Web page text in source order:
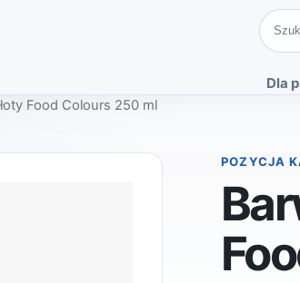
Dla
Food Colours 250 ml
POZYCJA